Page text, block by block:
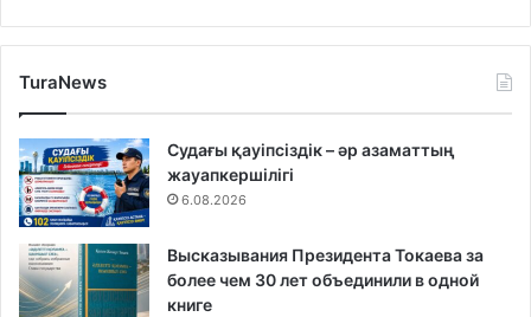
TuraNews
Судағы қауіпсіздік – әр азаматтың
жауапкершілігі
6.08.2026
Высказывания Президента Токаева за
более чем 30 лет объединили в одной
книге